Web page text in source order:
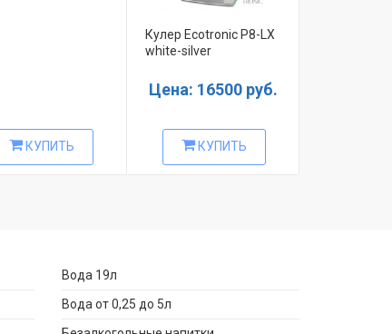
КУПИТЬ
Кулер Ecotronic P8-LX
white-silver
Цена: 16500 руб.
КУПИТЬ
Вода 19л
Вода от 0,25 до 5л